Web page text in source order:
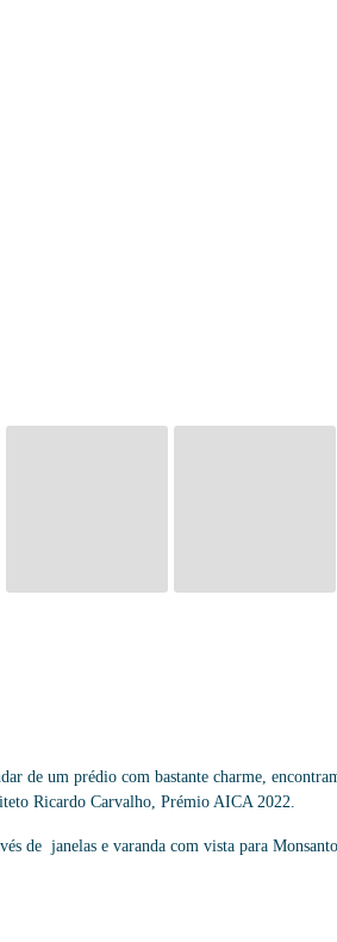
de um prédio com bastante charme,
Ricardo Carvalho, Prémio AICA 2022.
de janelas e varanda com vista para